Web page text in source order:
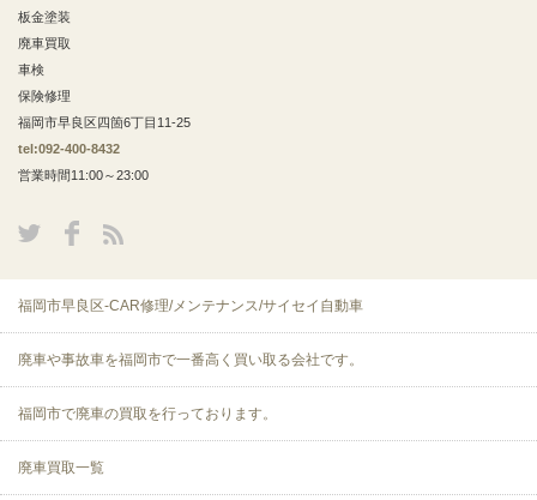
板金塗装
廃車買取
車検
保険修理
福岡市早良区四箇6丁目11-25
tel:092-400-8432
営業時間11:00～23:00
福岡市早良区-CAR修理/メンテナンス/サイセイ自動車
廃車や事故車を福岡市で一番高く買い取る会社です。
福岡市で廃車の買取を行っております。
廃車買取一覧